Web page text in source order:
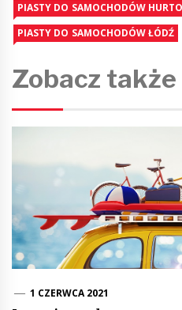
PIASTY DO SAMOCHODÓW
PIASTY DO SAMOCHODÓW ŁÓDŹ
Zobacz także
1 CZERWCA 2021